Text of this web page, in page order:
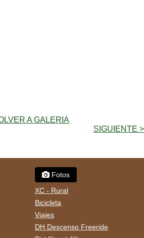
A GALERIA
SIGUIENTE >
Fotos
XC - Rural
Bicicleta
Viajes
DH Descenso Freeride